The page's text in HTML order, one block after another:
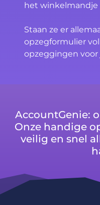
het winkelmandje
Staan ze er
opzegformulier
opzeggingen voor
AccountGenie:
Onze handige
veilig en snel